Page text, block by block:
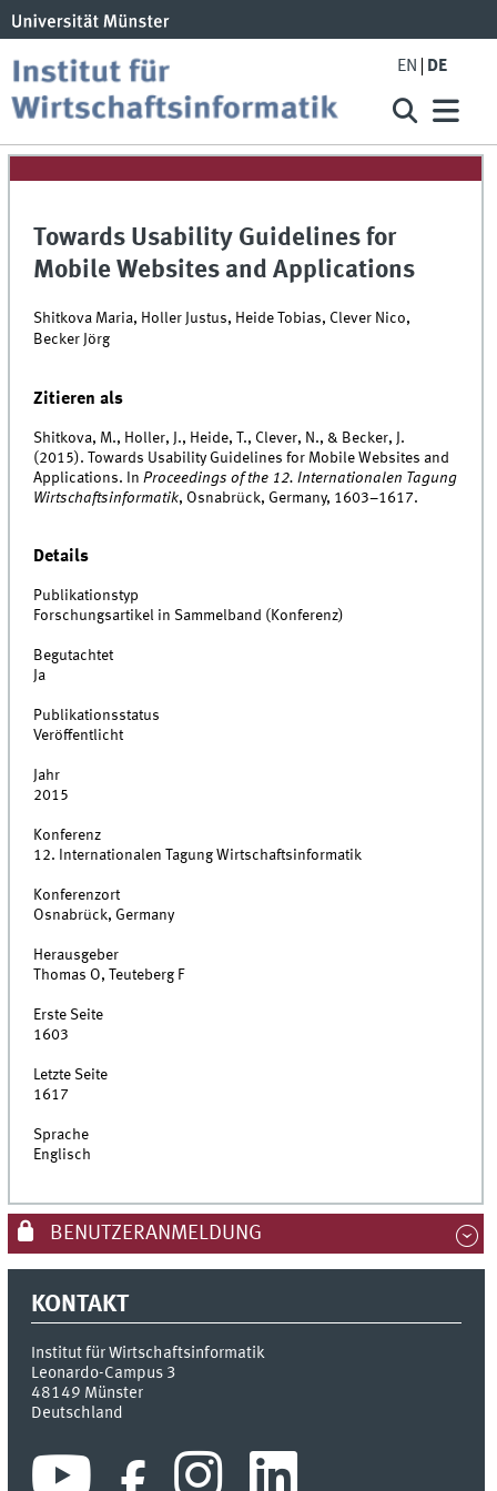
EN DE
Towards Usability Guidelines for
Mobile Websites and Applications
Shitkova Maria, Holler Justus, Heide Tobias, Clever Nico,
Becker Jörg
Zitieren als
Shitkova, M., Holler, J., Heide, T., Clever, N., & Becker, J.
(2015). Towards Usability Guidelines for Mobile Websites and
Applications. InProceedings of the 12. Internationalen Tagung
Wirtschaftsinformatik, Osnabrück, Germany, 1603–1617.
Details
Publikationstyp
Forschungsartikel in Sammelband (Konferenz)
Begutachtet
Ja
Publikationsstatus
Veröffentlicht
Jahr
2015
Konferenz
12. Internationalen Tagung Wirtschaftsinformatik
Konferenzort
Osnabrück, Germany
Herausgeber
Thomas O, Teuteberg F
Erste Seite
1603
Letzte Seite
1617
Sprache
Englisch
BENUTZERANMELDUNG
KONTAKT
Institut für Wirtschaftsinformatik
Leonardo-Campus 3
48149 Münster
Deutschland